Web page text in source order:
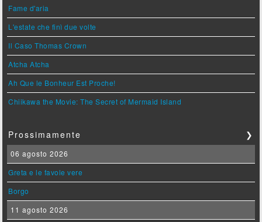
Fame d'aria
L'estate che finì due volte
Il Caso Thomas Crown
Atcha Atcha
Ah Que le Bonheur Est Proche!
Chiikawa the Movie: The Secret of Mermaid Island
Prossimamente ❯
06 agosto 2026
Greta e le favole vere
Borgo
11 agosto 2026